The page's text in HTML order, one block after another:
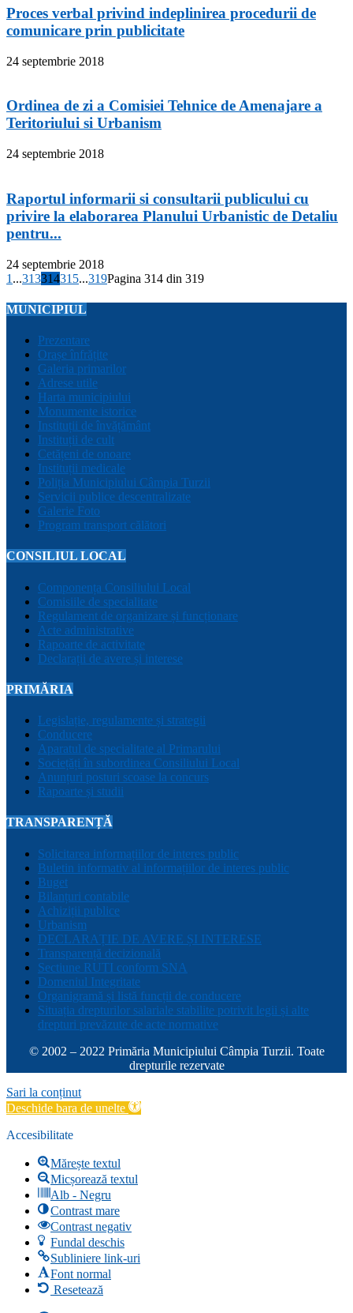
Proces verbal privind indeplinirea procedurii de
comunicare prin publicitate
24 septembrie 2018
Ordinea de zi a Comisiei Tehnice de Amenajare a
Teritoriului si Urbanism
24 septembrie 2018
Raportul informarii si consultarii publicului cu
privire la elaborarea Planului Urbanistic de Detaliu
pentru...
24 septembrie 2018
1 ...313314315...319Pagina 314 din 319
MUNICIPIUL
Prezentare
Orașe înfrățite
Galeria primarilor
Adrese utile
Harta municipiului
Monumente istorice
Instituții de învățământ
Instituții de cult
Cetățeni de onoare
Instituții medicale
Poliția Municipiului Câmpia Turzii
Servicii publice descentralizate
Galerie Foto
Program transport călători
CONSILIUL LOCAL
Componența Consiliului Local
Comisiile de specialitate
Regulament de organizare și funcționare
Acte administrative
Rapoarte de activitate
Declarații de avere și interese
PRIMĂRIA
Legislație, regulamente și strategii
Conducere
Aparatul de specialitate al Primarului
Sociețăți în subordinea Consiliului Local
Anunțuri posturi scoase la concurs
Rapoarte și studii
TRANSPARENȚĂ
Solicitarea informațiilor de interes public
Buletin informativ al informațiilor de interes public
Buget
Bilanțuri contabile
Achiziții publice
Urbanism
DECLARAȚIE DE AVERE ȘI INTERESE
Transparență decizională
Sectiune RUTI conform SNA
Domeniul Integritate
Organigramă și listă funcții de conducere
Situația drepturilor salariale stabilite potrivit legii și alte
drepturi prevăzute de acte normative
© 2002 – 2022 Primăria Municipiului Câmpia Turzii. Toate
drepturile rezervate
Sari la conținut
Deschide bara de unelte
Accesibilitate
Mărește textul
Micșorează textul
Alb - Negru
Contrast mare
Contrast negativ
Fundal deschis
Subliniere link-uri
Font normal
Resetează